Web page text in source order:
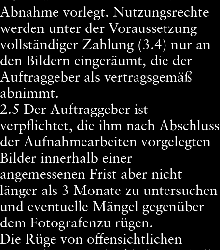
Abnahme vorlegt. Nutzungsrechte
werden unter der Voraussetzung
vollständiger Zahlung (3.4) nur an
den Bildern eingeräumt, die der
Auftraggeber als vertragsgemäß
abnimmt.
2.5 Der Auftraggeber ist
verpflichtet, die ihm nach Abschluss
der Aufnahmearbeiten vorgelegten
Bilder innerhalb einer
angemessenen Frist aber nicht
länger als 3 Monate zu untersuchen
und eventuelle Mängel gegenüber
dem Fotografenzu rügen.
Die Rüge von offensichtlichen